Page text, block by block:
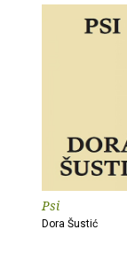
Psi
Dora Šustić